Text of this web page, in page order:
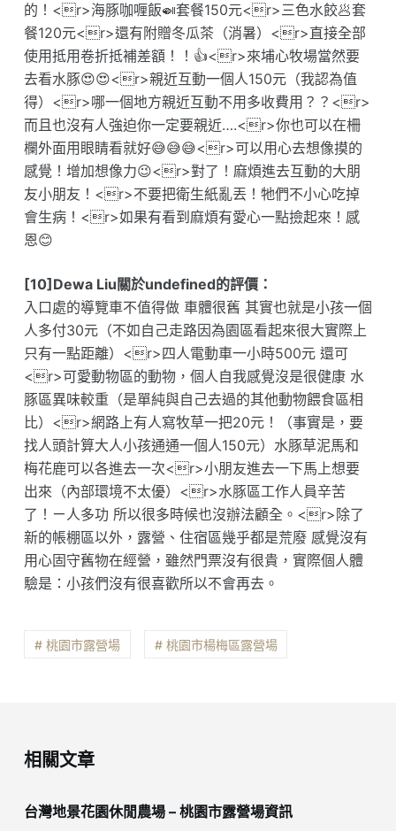
的！<r>海豚咖喱飯🍛套餐150元<r>三色水餃🥟套
餐120元<r>還有附贈冬瓜茶（消暑）<r>直接全部
使用抵用卷折抵補差額！！👍<r>來埔心牧場當然要
去看水豚😍😍<r>親近互動一個人150元（我認為值
得）<r>哪一個地方親近互動不用多收費用？？<r>
而且也沒有人強迫你一定要親近….<r>你也可以在柵
欄外面用眼睛看就好😅😅😅<r>可以用心去想像摸的
感覺！增加想像力😉<r>對了！麻煩進去互動的大朋
友小朋友！<r>不要把衛生紙亂丟！牠們不小心吃掉
會生病！<r>如果有看到麻煩有愛心一點撿起來！感
恩😊
[10]Dewa Liu關於undefined的評價：
入口處的導覽車不值得做 車體很舊 其實也就是小孩一個
人多付30元（不如自己走路因為園區看起來很大實際上
只有一點距離）<r>四人電動車一小時500元 還可
<r>可愛動物區的動物，個人自我感覺沒是很健康 水
豚區異味較重（是單純與自己去過的其他動物餵食區相
比）<r>網路上有人寫牧草一把20元！（事實是，要
找人頭計算大人小孩通通一個人150元）水豚草泥馬和
梅花鹿可以各進去一次<r>小朋友進去一下馬上想要
出來（內部環境不太優）<r>水豚區工作人員辛苦
了！ㄧ人多功 所以很多時候也沒辦法顧全。<r>除了
新的帳棚區以外，露營、住宿區幾乎都是荒廢 感覺沒有
用心固守舊物在經營，雖然門票沒有很貴，實際個人體
驗是：小孩們沒有很喜歡所以不會再去。
# 桃園市露營場 # 桃園市楊梅區露營場
相關文章
台灣地景花園休閒農場 – 桃園市露營場資訊